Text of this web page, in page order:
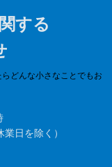
する
どんな小さなことでもお
日を除く）